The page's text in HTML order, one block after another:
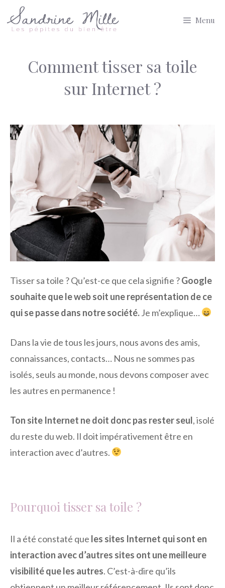
au
Menu
Comment tisser sa toile
sur Internet ?
Tisser sa toile ? Qu’est-ce que cela signifie ?Google
souhaite que le web soit une représentation de ce
qui se passe dans notre société.Je m’explique…
Dans la vie de tous les jours, nous avons des amis,
connaissances, contacts… Nous ne sommes pas
isolés, seuls au monde, nous devons composer avec
les autres en permanence !
Ton site Internet ne doit donc pas rester seul, isolé
du reste du web. Il doit impérativement être en
interaction avec d’autres.
Pourquoi tisser sa toile ?
Il a été constaté que les sites Internet qui sont en
interaction avec d’autres sites ont une meilleure
visibilité que les autres. C’est-à-dire qu’ils